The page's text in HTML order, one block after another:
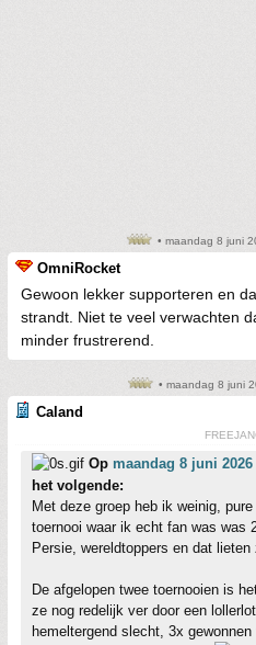
• maandag 8 juni
OmniRocket
Gewoon lekker supporteren en
strandt. Niet te veel verwachten
minder frustrerend.
• maandag 8 juni
Caland
Op maandag 8 juni 2026
het volgende:
Met deze groep heb ik weinig,
toernooi waar ik echt fan was was
Persie, wereldtoppers en dat lieten
De afgelopen twee toernooien is
ze nog redelijk ver door een
hemeltergend slecht, 3x